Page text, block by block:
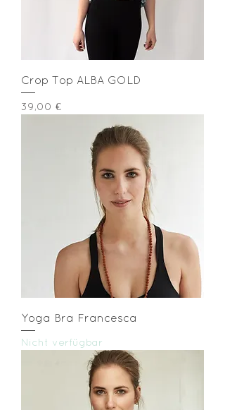
Crop Top ALBA GOLD
Preis
39,00 €
Yoga Bra Francesca
Nicht verfügbar